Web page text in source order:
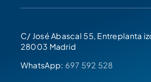
C/ José Abascal 55, Entreplanta
28003 Madrid
WhatsApp: 697 592 528